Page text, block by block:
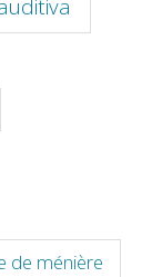
de ménière